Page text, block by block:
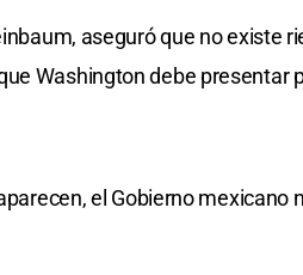
aseguró que no existe
Washington debe presentar
el Gobierno mexicano